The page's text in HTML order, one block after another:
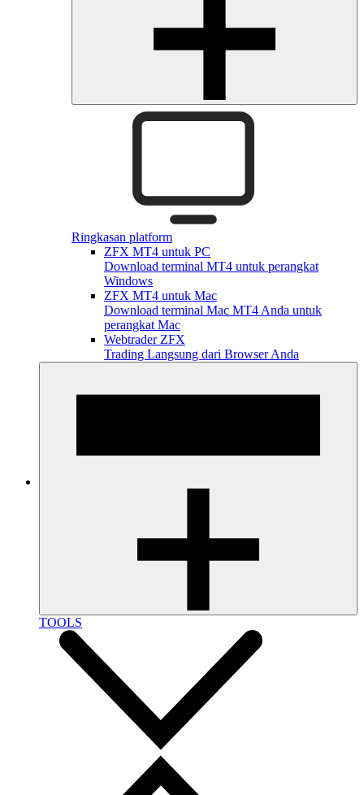
Ringkasan platform
ZFX MT4 untuk PC
Download terminal MT4 untuk perangkat
Windows
ZFX MT4 untuk Mac
Download terminal Mac MT4 Anda untuk
perangkat Mac
Webtrader ZFX
Trading Langsung dari Browser Anda
TOOLS